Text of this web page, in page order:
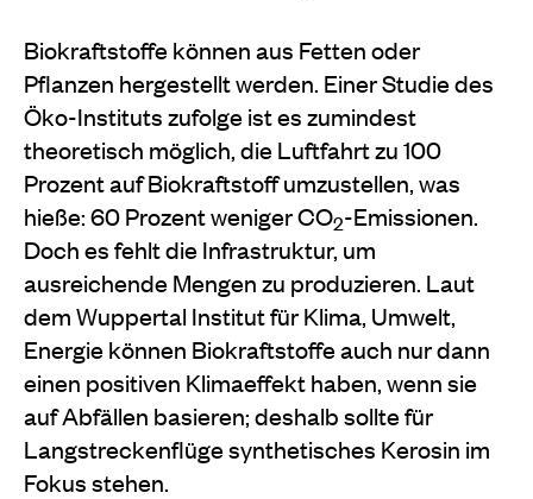
Biokraftstoffe können aus Fetten oder
Pflanzen hergestellt werden. Einer Studie des
Öko-Instituts zufolge ist es zumindest
theoretisch möglich, die Luftfahrt zu 100
Prozent auf Biokraftstoff umzustellen, was
hieße: 60 Prozentweniger CO2-Emissionen.
Doch es fehlt dieInfrastruktur, um
ausreichende Mengen zu produzieren. Laut
dem Wuppertal Institut für Klima, Umwelt,
Energie können Biokraftstoffe auch nur dann
einen positiven Klimaeffekt haben, wenn sie
auf Abfällen basieren; deshalb sollte für
Langstreckenflüge synthetisches Kerosin im
Fokus stehen.